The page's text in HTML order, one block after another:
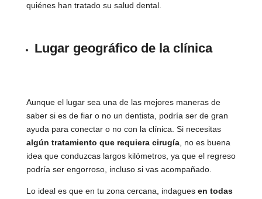
quiénes han tratado su salud dental.
Lugar geográfico de la clínica
Aunque el lugar sea una de las mejores maneras de
saber si es de fiar o no un dentista, podría ser de gran
ayuda para conectar o no con la clínica. Si necesitas
algún tratamiento que requiera cirugía, no es buena
idea que conduzcas largos kilómetros, ya que el regreso
podría ser engorroso, incluso si vas acompañado.
Lo ideal es que en tu zona cercana, indagues en todas